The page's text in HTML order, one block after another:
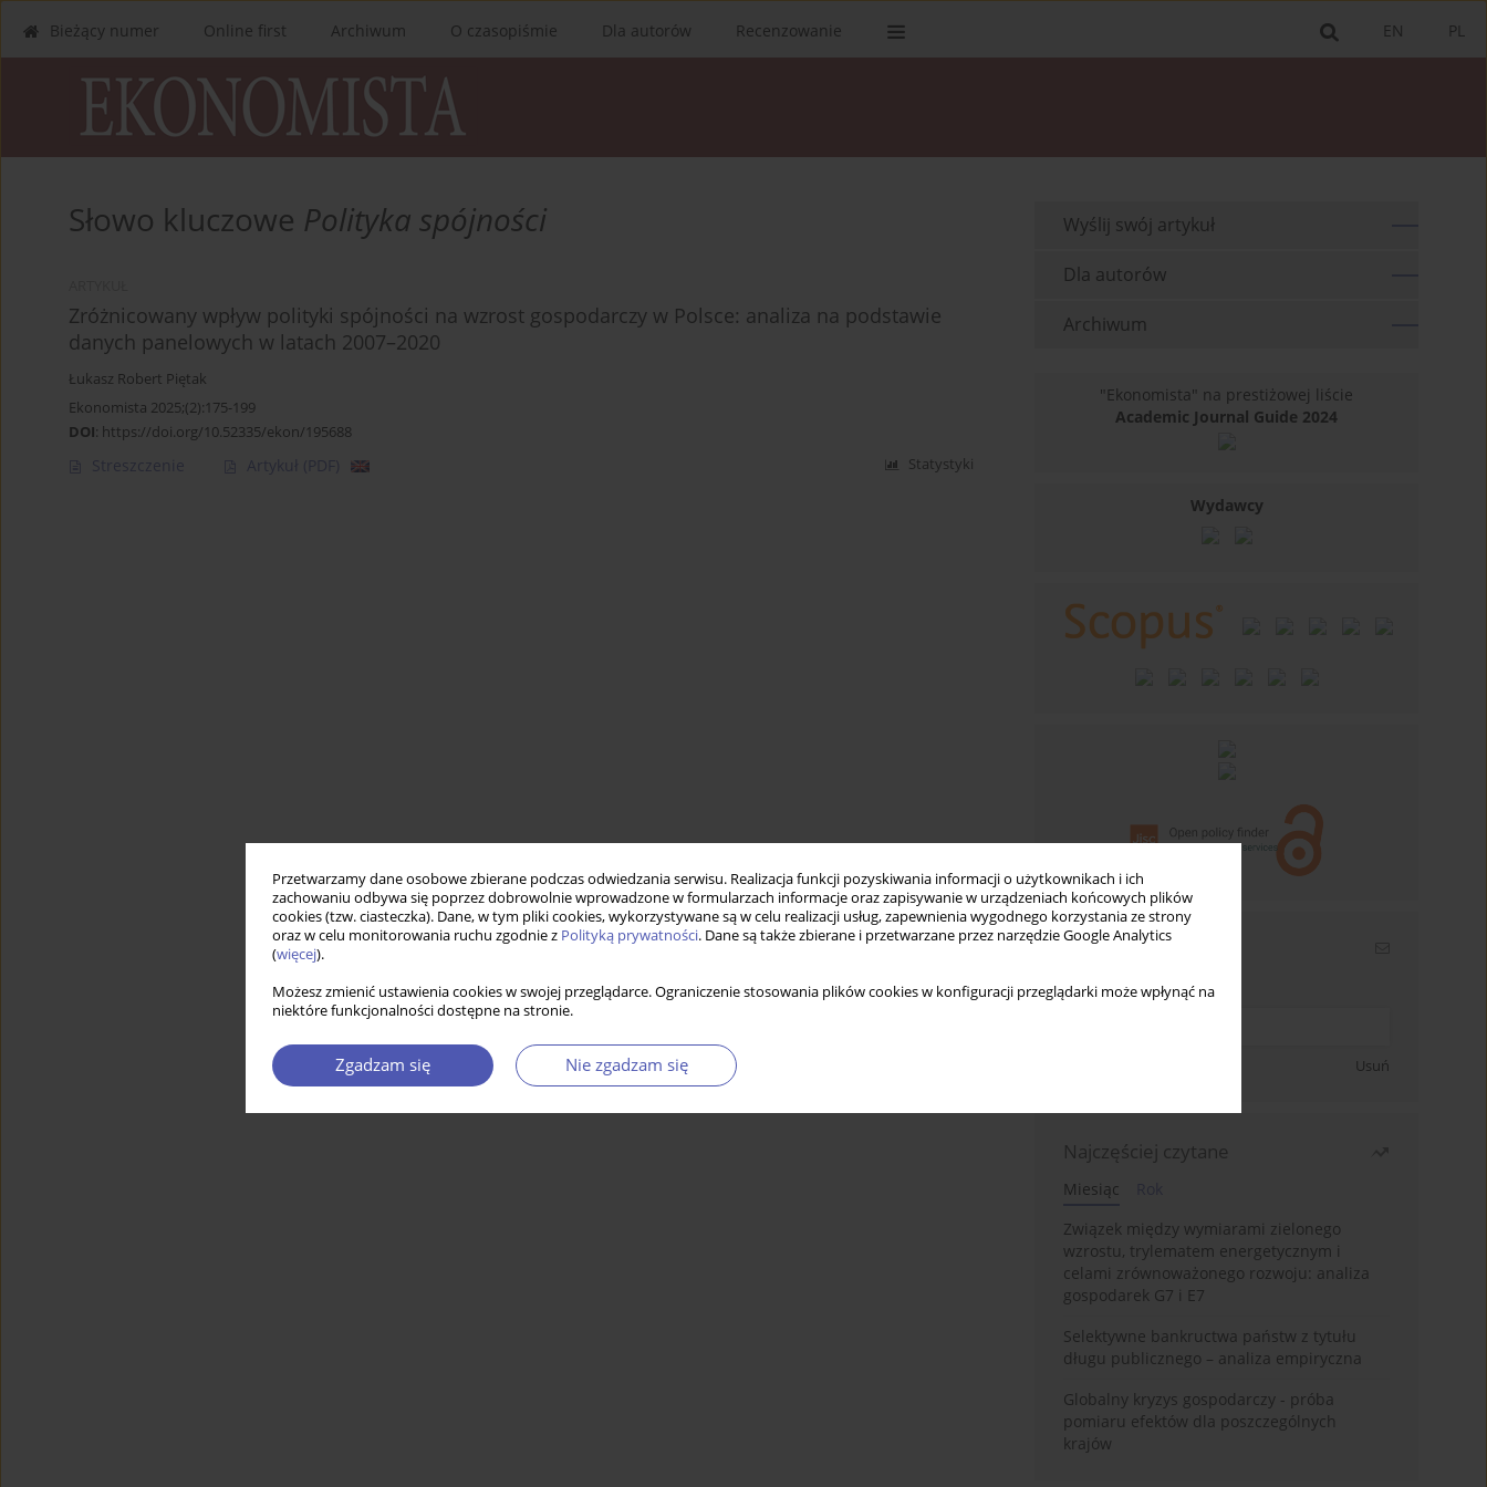
Przetwarzamy dane osobowe zbierane podczas odwiedzania serwisu. Realizacja funkcji pozyskiwania informacji o użytkownikach i ich
zachowaniu odbywa się poprzez dobrowolnie wprowadzone w formularzach informacje oraz zapisywanie w urządzeniach końcowych plików
cookies (tzw. ciasteczka). Dane, w tym pliki cookies, wykorzystywane są w celu realizacji usług, zapewnienia wygodnego korzystania ze strony
oraz w celu monitorowania ruchu zgodnie z Polityką prywatności. Dane są także zbierane i przetwarzane przez narzędzie Google Analytics
(więcej).
Możesz zmienić ustawienia cookies w swojej przeglądarce. Ograniczenie stosowania plików cookies w konfiguracji przeglądarki może wpłynąć na
niektóre funkcjonalności dostępne na stronie.
Zgadzam się Nie zgadzam się
PL
EN
Bieżący numer Online first Archiwum O czasopiśmie Dla autorów Recenzowanie
Słowo kluczowe Polityka spójności
Zróżnicowany wpływ polityki spójności na wzrost gospodarczy w Polsce: analiza na podstawie
danych panelowych w latach 2007–2020
Łukasz Robert Piętak
Ekonomista 2025;(2):175-199
DOI: https://doi.org/10.52335/ekon/195688
Streszczenie Artykuł (PDF) Statystyki
Wyślij swój artykuł
Dla autorów
Archiwum
"Ekonomista" na prestiżowej liście
Academic Journal Guide 2024
Wydawcy
Newsletter
Wpisz swój adres email
Usuń
Najczęściej czytane
Miesiąc
Związek między wymiarami zielonego
wzrostu, trylematem energetycznym i
celami zrównoważonego rozwoju: analiza
gospodarek G7 i E7
Selektywne bankructwa państw z tytułu
długu publicznego – analiza empiryczna
Globalny kryzys gospodarczy - próba
pomiaru efektów dla poszczególnych
krajów